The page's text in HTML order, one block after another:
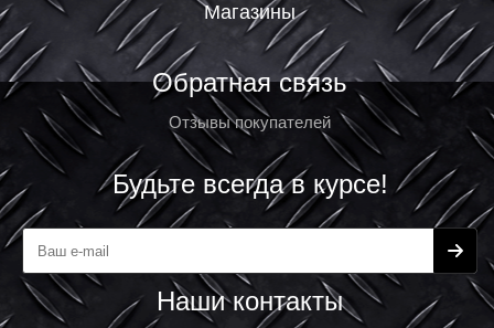
Магазины
Обратная связь
Отзывы покупателей
Будьте всегда в курсе!
Наши контакты